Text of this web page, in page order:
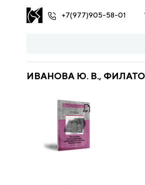
+7(977)905-58-01
ИВАНОВА Ю. В.,